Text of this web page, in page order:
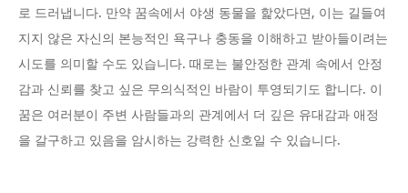
로 드러냅니다. 만약 꿈속에서 야생 동물을 핥았다면, 이는 길들여
지지 않은 자신의 본능적인 욕구나 충동을 이해하고 받아들이려는
시도를 의미할 수도 있습니다. 때로는 불안정한 관계 속에서 안정
감과 신뢰를 찾고 싶은 무의식적인 바람이 투영되기도 합니다. 이
꿈은 여러분이 주변 사람들과의 관계에서 더 깊은 유대감과 애정
을 갈구하고 있음을 암시하는 강력한 신호일 수 있습니다.